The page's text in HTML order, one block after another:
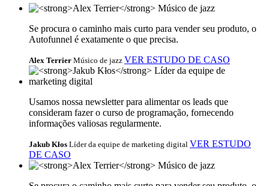
Se procura o caminho mais curto para vender seu produto, o
Autofunnel é exatamente o que precisa.
Alex Terrier Músico de jazz VER ESTUDO DE CASO
Usamos nossa newsletter para alimentar os leads que
consideram fazer o curso de programação, fornecendo
informações valiosas regularmente.
Jakub Kłos Líder da equipe de marketing digital VER ESTUDO
DE CASO